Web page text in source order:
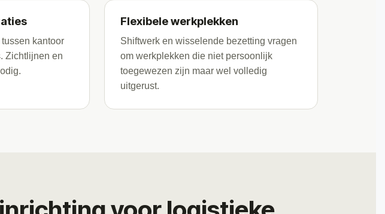
kantoor
Zichtlijnen en
Flexibele werkplekken
Shiftwerk en wisselende bezetting vragen
om werkplekken die niet persoonlijk
toegewezen zijn maar wel volledig
uitgerust.